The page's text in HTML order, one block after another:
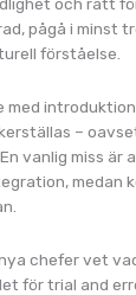
pågå i minst
förståelse.
med
–
vanlig miss är
medan
chefer vet
för trial and